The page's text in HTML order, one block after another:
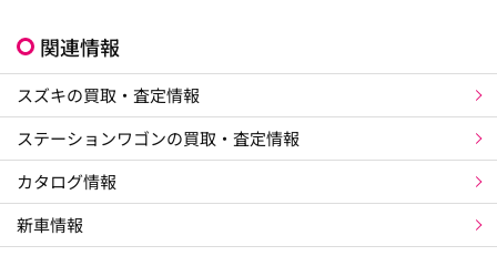
関連情報
スズキの買取・査定情報
ステーションワゴンの買取・査定情報
カタログ情報
新車情報